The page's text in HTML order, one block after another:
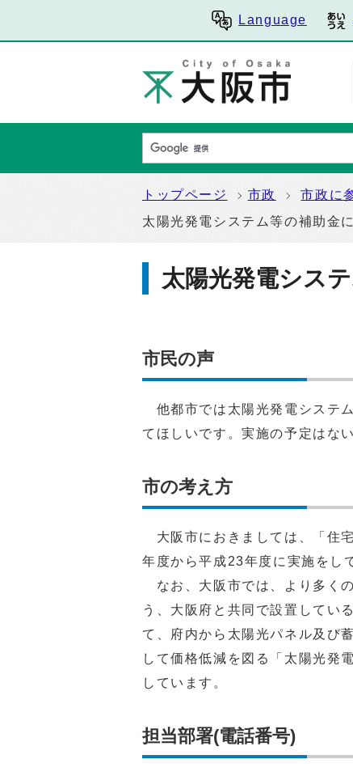
Language
トップページ 市政 市政に
太陽光発電システム等の補助金
太陽光発電シス
市民の声
他都市では太陽光発電システ
てほしいです。実施の予定はな
市の考え方
大阪市におきましては、「住
年度から平成23年度に実施をし
なお、大阪市では、より多く
う、大阪府と共同で設置してい
て、府内から太陽光パネル及び
して価格低減を図る「太陽光発
しています。
担当部署(電話番号)